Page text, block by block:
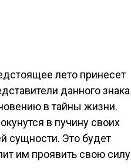
лето принесет
данного знака
в тайны жизни.
в пучину своих
сущности. Это будет
им проявить свою силу